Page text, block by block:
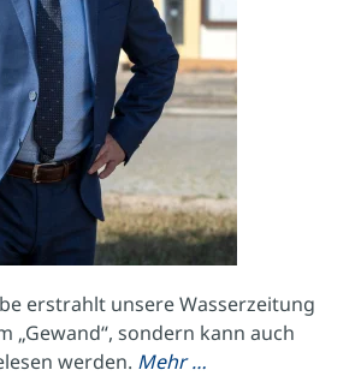
erstrahlt unsere Wasserzeitung
„Gewand“, sondern kann auch
werden. Mehr …